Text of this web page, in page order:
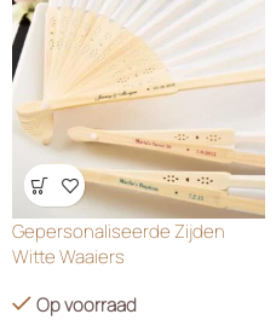
Wensenlijst
Gepersonaliseerde Zijden
Witte Waaiers
Op voorraad